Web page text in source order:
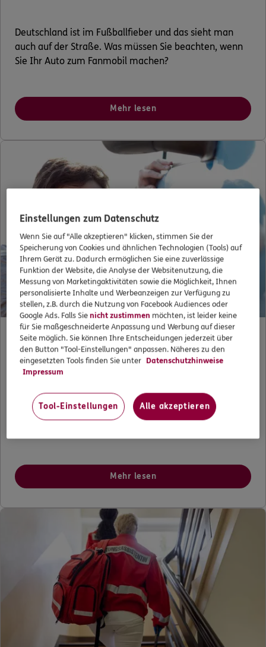
Deutschland ist im Fußballfieber und das sieht man
auch auf der Straße. Was müssen Sie beachten, wenn
Sie Ihr Auto zum Fanmobil machen?
Mehr lesen
Darf ich zu Hause mein Auto waschen?
Je schöner das Wetter wird, umso mehr Wert legen
viele auf ein blitzsauberes Auto. Aber dürfen Sie es in
Mehr lesen
Einstellungen zum Datenschutz
Wenn Sie auf "Alle akzeptieren" klicken, stimmen Sie der
Speicherung von Cookies und ähnlichen Technologien (Tools) auf
Ihrem Gerät zu. Dadurch ermöglichen Sie eine zuverlässige
Funktion der Website, die Analyse der Websitenutzung, die
Messung von Marketingaktivitäten sowie die Möglichkeit, Ihnen
personalisierte Inhalte und Werbeanzeigen zur Verfügung zu
stellen, z.B. durch die Nutzung von Facebook Audiences oder
Google Ads. Falls Sienicht zustimmen möchten, ist leider keine
für Sie maßgeschneiderte Anpassung und Werbung auf dieser
Seite möglich. Sie können Ihre Entscheidungen jederzeit über
den Button "Tool-Einstellungen" anpassen. Näheres zu den
eingesetzten Tools finden Sie unter Datenschutzhinweise
Impressum
Tool-Einstellungen Alle akzeptieren